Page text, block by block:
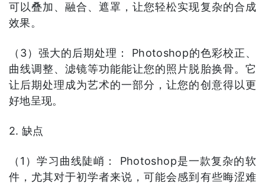
可以叠加、融合、遮罩，让您轻松实现复杂的合成
效果。
（3）强大的后期处理： Photoshop的色彩校正、
曲线调整、滤镜等功能能让您的照片脱胎换骨。它
让后期处理成为艺术的一部分，让您的创意得以更
好地呈现。
2. 缺点
（1）学习曲线陡峭： Photoshop是一款复杂的软
件，尤其对于初学者来说，可能会感到有些晦涩难